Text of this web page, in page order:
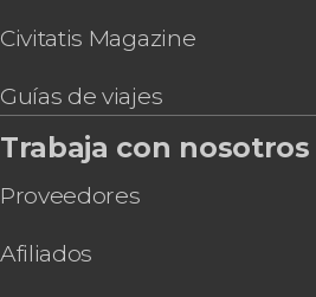
Civitatis Magazine
Guías de viajes
Trabaja con nosotros
Proveedores
Afiliados